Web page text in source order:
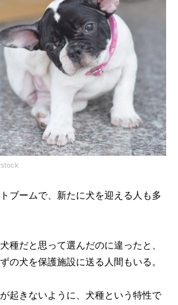
ブームで、新たに犬を迎える人も多
種だと思って選んだのに違ったと、
の犬を保護施設に送る人間もいる。
起きないように、犬種という特性で